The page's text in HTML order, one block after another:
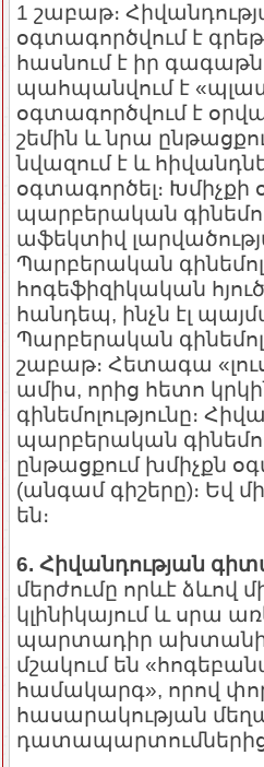
1 շաբաթ։
օգտագործվում է
հասնում է իր
պահպանվում է
օգտագործվում է
շեմին և նրա
նվազում է և
օգտագործել։ Խմիչքի
պարբերական
աֆեկտիվ
Պարբերական
հոգեֆիզիկական
հանդեպ, ինչն էլ
Պարբերական
շաբաթ։ Հետագա
ամիս, որից հետո
գինեմոլությունը։
պարբերական
ընթացքում խմիչքն
(անգամ գիշերը)։ Եվ
են։
6. Հիվանդության
մերժումը որևէ ձևով
կլինիկայում և սրա
պարտադիր ախտանիշ։
մշակում են
համակարգ», որով
հասարակության